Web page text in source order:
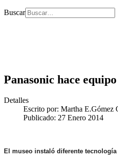
Buscar
Panasonic hace
Detalles
Escrito por: Martha E.Gómez
Publicado: 27 Enero 2014
El museo instaló diferente